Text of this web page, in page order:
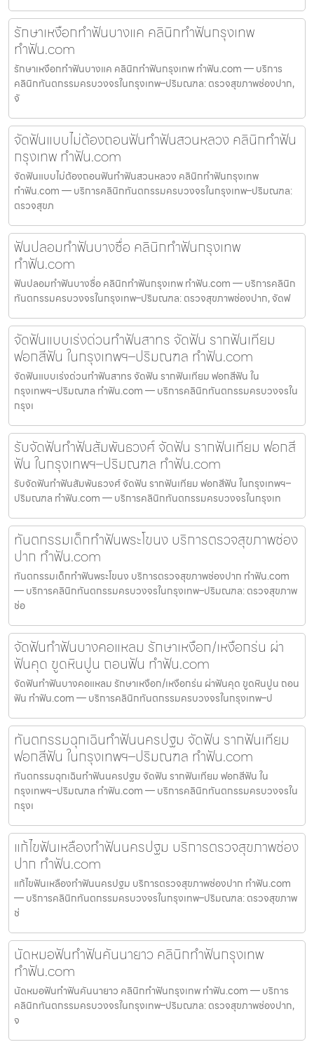
รักษาเหงือกทำฟันบางแค คลินิกทำฟันกรุงเทพ
ทำฟัน.com
รักษาเหงือกทำฟันบางแค คลินิกทำฟันกรุงเทพ ทำฟัน.com — บริการ
คลินิกทันตกรรมครบวงจรในกรุงเทพ–ปริมณฑล: ตรวจสุขภาพช่องปาก,
จั
จัดฟันแบบไม่ต้องถอนฟันทำฟันสวนหลวง คลินิกทำฟัน
กรุงเทพ ทำฟัน.com
จัดฟันแบบไม่ต้องถอนฟันทำฟันสวนหลวง คลินิกทำฟันกรุงเทพ
ทำฟัน.com — บริการคลินิกทันตกรรมครบวงจรในกรุงเทพ–ปริมณฑล:
ตรวจสุขภ
ฟันปลอมทำฟันบางซื่อ คลินิกทำฟันกรุงเทพ
ทำฟัน.com
ฟันปลอมทำฟันบางซื่อ คลินิกทำฟันกรุงเทพ ทำฟัน.com — บริการคลินิก
ทันตกรรมครบวงจรในกรุงเทพ–ปริมณฑล: ตรวจสุขภาพช่องปาก, จัดฟ
จัดฟันแบบเร่งด่วนทำฟันสาทร จัดฟัน รากฟันเทียม
ฟอกสีฟัน ในกรุงเทพฯ–ปริมณฑล ทำฟัน.com
จัดฟันแบบเร่งด่วนทำฟันสาทร จัดฟัน รากฟันเทียม ฟอกสีฟัน ใน
กรุงเทพฯ–ปริมณฑล ทำฟัน.com — บริการคลินิกทันตกรรมครบวงจรใน
กรุงเ
รับจัดฟันทำฟันสัมพันธวงศ์ จัดฟัน รากฟันเทียม ฟอกสี
ฟัน ในกรุงเทพฯ–ปริมณฑล ทำฟัน.com
รับจัดฟันทำฟันสัมพันธวงศ์ จัดฟัน รากฟันเทียม ฟอกสีฟัน ในกรุงเทพฯ–
ปริมณฑล ทำฟัน.com — บริการคลินิกทันตกรรมครบวงจรในกรุงเท
ทันตกรรมเด็กทำฟันพระโขนง บริการตรวจสุขภาพช่อง
ปาก ทำฟัน.com
ทันตกรรมเด็กทำฟันพระโขนง บริการตรวจสุขภาพช่องปาก ทำฟัน.com
— บริการคลินิกทันตกรรมครบวงจรในกรุงเทพ–ปริมณฑล: ตรวจสุขภาพ
ช่อ
จัดฟันทำฟันบางคอแหลม รักษาเหงือก/เหงือกร่น ผ่า
ฟันคุด ขูดหินปูน ถอนฟัน ทำฟัน.com
จัดฟันทำฟันบางคอแหลม รักษาเหงือก/เหงือกร่น ผ่าฟันคุด ขูดหินปูน ถอน
ฟัน ทำฟัน.com — บริการคลินิกทันตกรรมครบวงจรในกรุงเทพ–ป
ทันตกรรมฉุกเฉินทำฟันนครปฐม จัดฟัน รากฟันเทียม
ฟอกสีฟัน ในกรุงเทพฯ–ปริมณฑล ทำฟัน.com
ทันตกรรมฉุกเฉินทำฟันนครปฐม จัดฟัน รากฟันเทียม ฟอกสีฟัน ใน
กรุงเทพฯ–ปริมณฑล ทำฟัน.com — บริการคลินิกทันตกรรมครบวงจรใน
กรุงเ
แก้ไขฟันเหลืองทำฟันนครปฐม บริการตรวจสุขภาพช่อง
ปาก ทำฟัน.com
แก้ไขฟันเหลืองทำฟันนครปฐม บริการตรวจสุขภาพช่องปาก ทำฟัน.com
— บริการคลินิกทันตกรรมครบวงจรในกรุงเทพ–ปริมณฑล: ตรวจสุขภาพ
ช่
นัดหมอฟันทำฟันคันนายาว คลินิกทำฟันกรุงเทพ
ทำฟัน.com
นัดหมอฟันทำฟันคันนายาว คลินิกทำฟันกรุงเทพ ทำฟัน.com — บริการ
คลินิกทันตกรรมครบวงจรในกรุงเทพ–ปริมณฑล: ตรวจสุขภาพช่องปาก,
จ